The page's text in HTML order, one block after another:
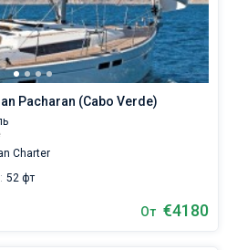
Pacharan (Cabo Verde)
Charter
52 фт
От €4180